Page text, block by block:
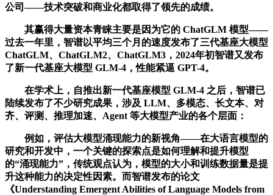
公司——技术突破和商业化都取得了领先的成绩。
其赢得大量资本青睐主要是因为它的 ChatGLM 模型——
过去一年里，智谱以平均三个月的速度发布了三代基座大模型
ChatGLM、ChatGLM2、ChatGLM3，2024年初智谱又发布
了新一代基座大模型 GLM-4，性能紧逼 GPT-4。
在学术上，自推出新一代基座模型 GLM-4 之后，智谱已
陆续发布了不少研究成果，涉及 LLM、多模态、长文本、对
齐、评测、推理加速、Agent 等大模型产业的各个层面：
例如，评估大模型涌现能力的新视角——在大语言模型的
研究和开发中，一个关键的探索点是如何理解和提升模型
的“涌现能力”，传统观点认为，模型的大小和训练数据量是提
升这种能力的决定性因素。而智谱发布的论文
《Understanding Emergent Abilities of Language Models from